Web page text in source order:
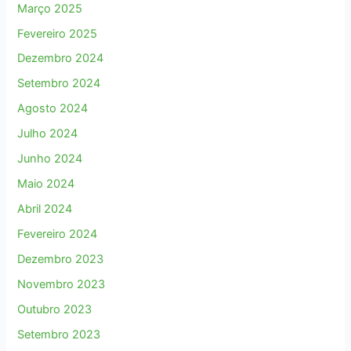
Março 2025
Fevereiro 2025
Dezembro 2024
Setembro 2024
Agosto 2024
Julho 2024
Junho 2024
Maio 2024
Abril 2024
Fevereiro 2024
Dezembro 2023
Novembro 2023
Outubro 2023
Setembro 2023